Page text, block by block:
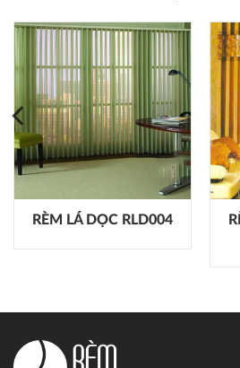
RÈM LÁ DỌC RLD004